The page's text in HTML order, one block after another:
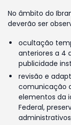
No âmbito do
deverão ser
ocultação
anteriores a 4
publicidade
revisão e
comunicação
elementos da
Federal,